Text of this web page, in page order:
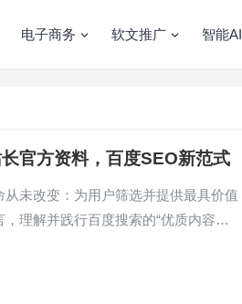
电子商务 软文推广 智能AI
官方资料，百度SEO新范式
未改变：为用户筛选并提供最具价值
理解并践行百度搜索的“优质内容…